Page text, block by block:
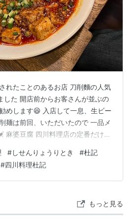
れたことのあるお店 刀削麵の人気
した 開店前からお客さんが並ぶの
めします😆 入店して一息、生ビー
麺は前回、いただいたので 一品メ
麻婆豆腐 四川料理店の定番だけど
そる じんわりと辛さと旨味が口
子 9個 もちもちの皮に包まれた具
ーシー🥰 旨辛ダレでいただきます
時、 口休めに必要な一品😅 こちら
#しせんりょうりとき #杜記
#四川料理杜記
もっと見る